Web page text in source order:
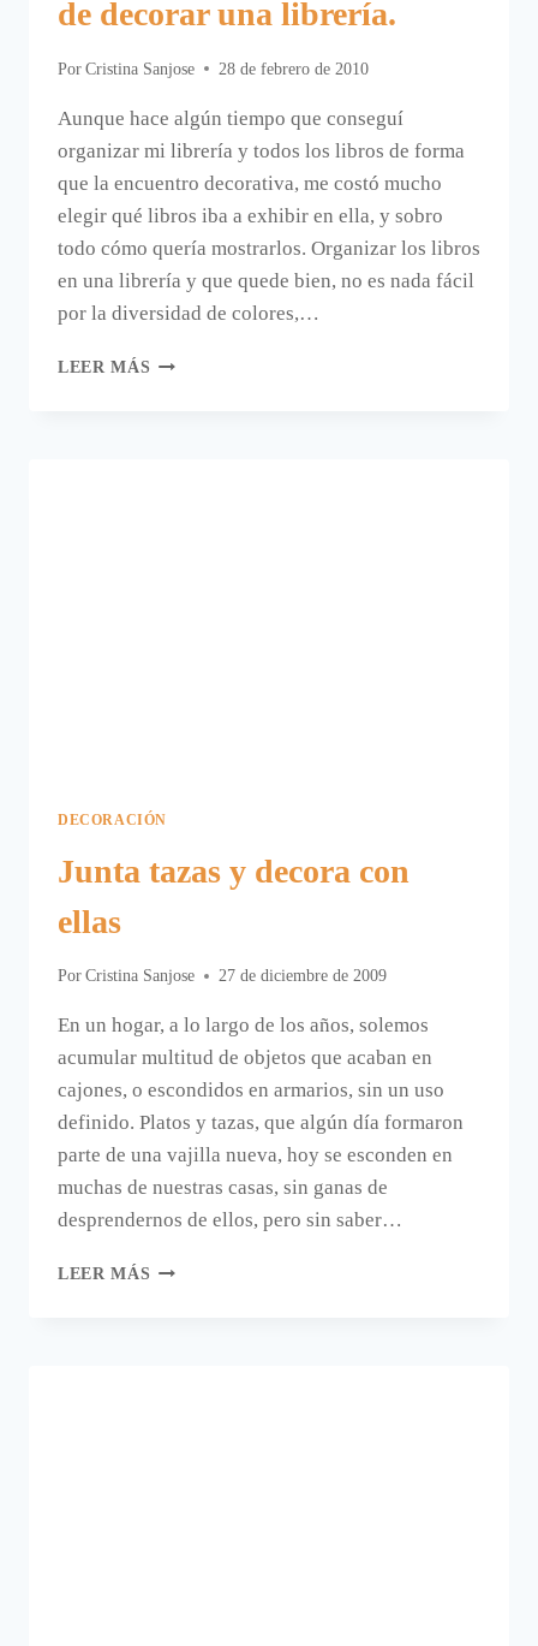
de decorar una librería.
Por Cristina Sanjose 28 de febrero de 2010
Aunque hace algún tiempo que conseguí
organizar mi librería y todos los libros de forma
que la encuentro decorativa, me costó mucho
elegir qué libros iba a exhibir en ella, y sobro
todo cómo quería mostrarlos. Organizar los libros
en una librería y que quede bien, no es nada fácil
por la diversidad de colores,…
LEER MÁS UNA
DECORACIÓN
Junta tazas y decora con
ellas
Por Cristina Sanjose 27 de diciembre de 2009
En un hogar, a lo largo de los años, solemos
acumular multitud de objetos que acaban en
cajones, o escondidos en armarios, sin un uso
definido. Platos y tazas, que algún día formaron
parte de una vajilla nueva, hoy se esconden en
muchas de nuestras casas, sin ganas de
desprendernos de ellos, pero sin saber…
LEER MÁS JUNTA